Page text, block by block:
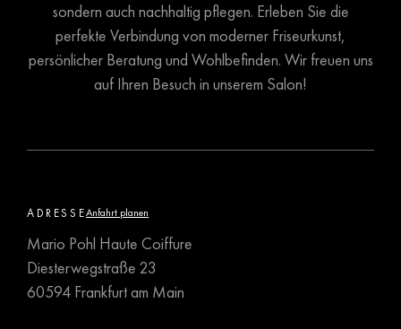
sondern auch nachhaltig pflegen. Erleben Sie die
perfekte Verbindung von moderner Friseurkunst,
persönlicher Beratung und Wohlbefinden. Wir freuen uns
auf Ihren Besuch in unserem Salon!
ADRESSEAnfahrt planen
Mario Pohl Haute Coiffure
Diesterwegstraße 23
60594 Frankfurt am Main